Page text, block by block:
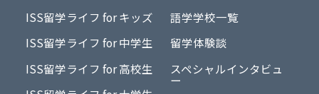
ISS留学ライフ for キッズ
ISS留学ライフ for 中学生
ISS留学ライフ for 高校生
語学学校一覧
留学体験談
スペシャルインタビュ
ー